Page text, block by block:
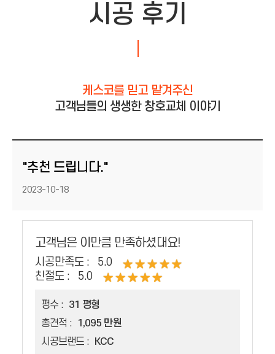
시공 후기
케스코를 믿고 맡겨주신
고객님들의 생생한 창호교체 이야기
"추천 드립니다."
등록일
2023-10-18
고객님은 이만큼 만족하셨대요!
시공만족도 :
5.0
친절도 :
5.0
평수 :
31 평형
총견적 :
1,095 만원
시공브랜드 :
KCC